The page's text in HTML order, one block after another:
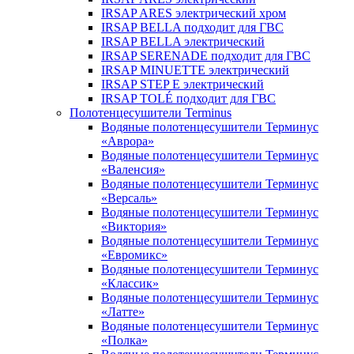
IRSAP ARES электрический хром
IRSAP BELLA подходит для ГВС
IRSAP BELLA электрический
IRSAP SERENADE подходит для ГВС
IRSAP MINUETTE электрический
IRSAP STEP E электрический
IRSAP TOLÉ подходит для ГВС
Полотенцесушители Terminus
Водяные полотенцесушители Терминус
«Аврора»
Водяные полотенцесушители Терминус
«Валенсия»
Водяные полотенцесушители Терминус
«Версаль»
Водяные полотенцесушители Терминус
«Виктория»
Водяные полотенцесушители Терминус
«Евромикс»
Водяные полотенцесушители Терминус
«Классик»
Водяные полотенцесушители Терминус
«Латте»
Водяные полотенцесушители Терминус
«Полка»